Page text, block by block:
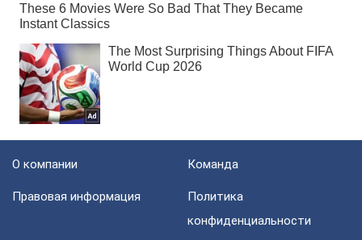
О компании Команда
Правовая информация
Политика
конфиденциальности